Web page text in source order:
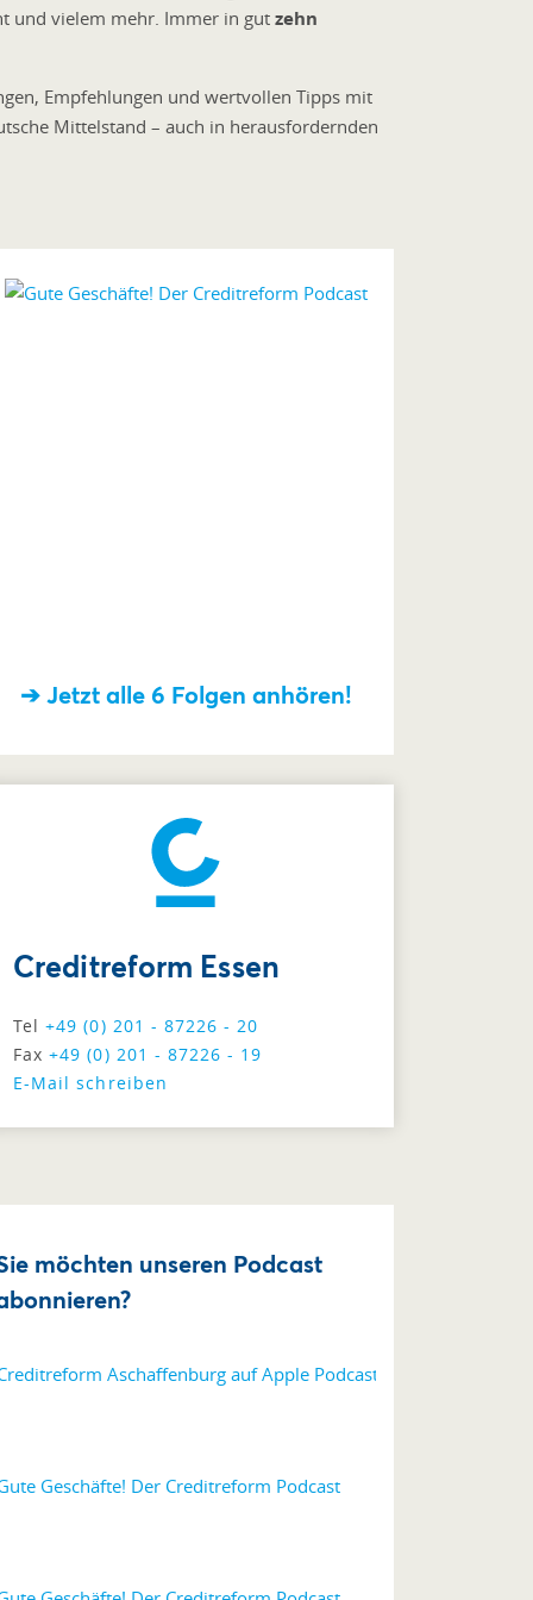
und vielem mehr. Immer in gut zehn
Empfehlungen und wertvollen Tipps mit
Mittelstand – auch in herausfordernden
➔ Jetzt alle 6 Folgen anhören!
Creditreform Essen
Tel+49 (0) 201 - 87226 - 20
Fax+49 (0) 201 - 87226 - 19
E-Mail schreiben
möchten unseren Podcast